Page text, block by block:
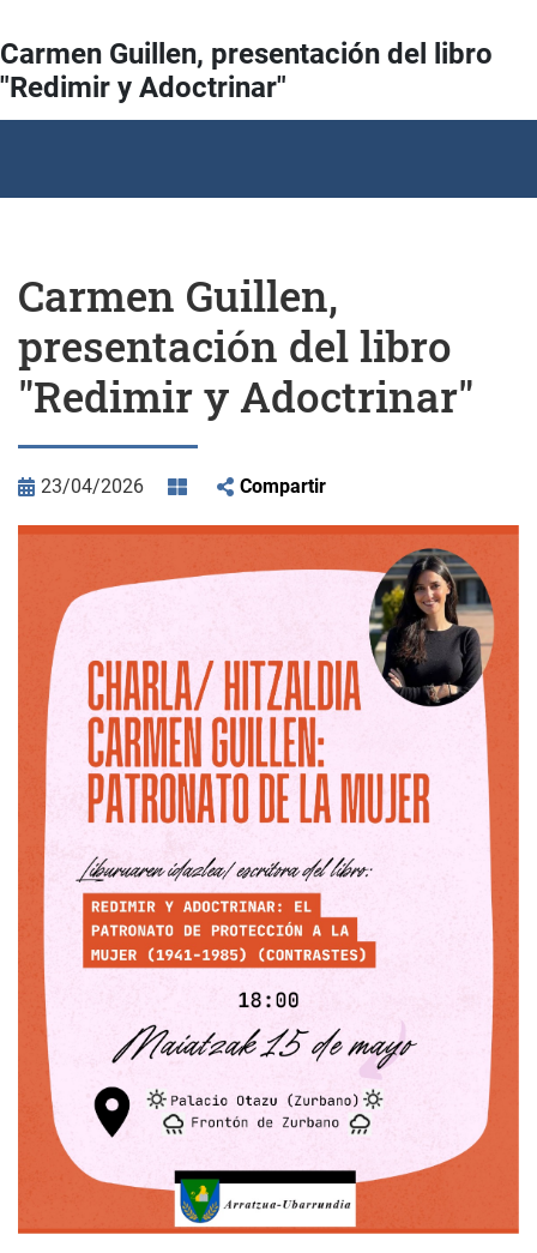
Carmen Guillen, presentación del libro
"Redimir y Adoctrinar"
Carmen Guillen,
presentación del libro
"Redimir y Adoctrinar"
23/04/2026 Compartir